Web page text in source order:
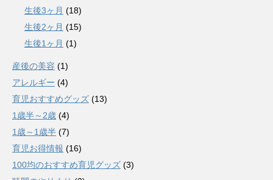
生後3ヶ月 (18)
生後2ヶ月 (15)
生後1ヶ月 (1)
産後の美容 (1)
アレルギー (4)
育児おすすめグッズ (13)
1歳半～2歳 (4)
1歳～1歳半 (7)
育児お得情報 (16)
100均のおすすめ育児グッズ (3)